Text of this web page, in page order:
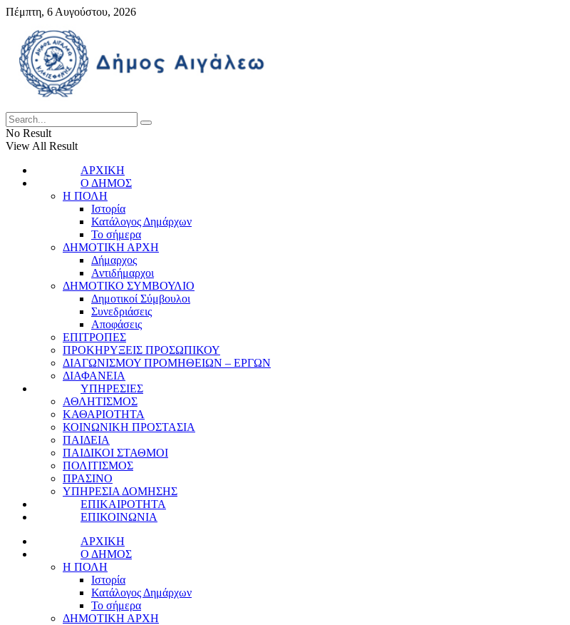
Πέμπτη, 6 Αυγούστου, 2026
No Result
View All Result
ΑΡΧΙΚΗ
Ο ΔΗΜΟΣ
Η ΠΟΛΗ
Ιστορία
Κατάλογος Δημάρχων
Το σήμερα
ΔΗΜΟΤΙΚΗ ΑΡΧΗ
Δήμαρχος
Αντιδήμαρχοι
ΔΗΜΟΤΙΚΟ ΣΥΜΒΟΥΛΙΟ
Δημοτικοί Σύμβουλοι
Συνεδριάσεις
Αποφάσεις
ΕΠΙΤΡΟΠΕΣ
ΠΡΟΚΗΡΥΞΕΙΣ ΠΡΟΣΩΠΙΚΟΥ
ΔΙΑΓΩΝΙΣΜΟΥ ΠΡΟΜΗΘΕΙΩΝ – ΕΡΓΩΝ
ΔΙΑΦΑΝΕΙΑ
ΥΠΗΡΕΣΙΕΣ
ΑΘΛΗΤΙΣΜΟΣ
ΚΑΘΑΡΙΟΤΗΤΑ
ΚΟΙΝΩΝΙΚΗ ΠΡΟΣΤΑΣΙΑ
ΠΑΙΔΕΙΑ
ΠΑΙΔΙΚΟΙ ΣΤΑΘΜΟΙ
ΠΟΛΙΤΙΣΜΟΣ
ΠΡΑΣΙΝΟ
ΥΠΗΡΕΣΙΑ ΔΟΜΗΣΗΣ
ΕΠΙΚΑΙΡΟΤΗΤΑ
ΕΠΙΚΟΙΝΩΝΙΑ
ΑΡΧΙΚΗ
Ο ΔΗΜΟΣ
Η ΠΟΛΗ
Ιστορία
Κατάλογος Δημάρχων
Το σήμερα
ΔΗΜΟΤΙΚΗ ΑΡΧΗ